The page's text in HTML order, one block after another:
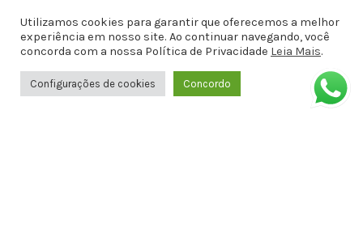
ANDAR SALA 8 - Jatiúca, Maceió - AL,
57036-001
Utilizamos cookies para garantir que oferecemos a melhor
experiência em nosso site. Ao continuar navegando, você
concorda com a nossa Política de Privacidade Leia Mais.
Configurações de cookies Concordo